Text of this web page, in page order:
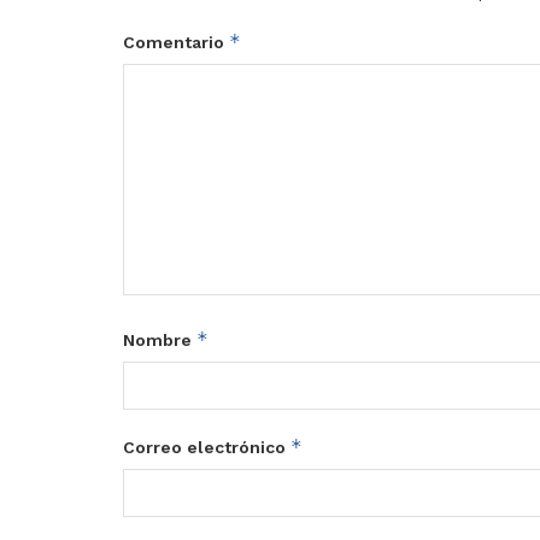
Comentario *
Nombre *
Correo electrónico *